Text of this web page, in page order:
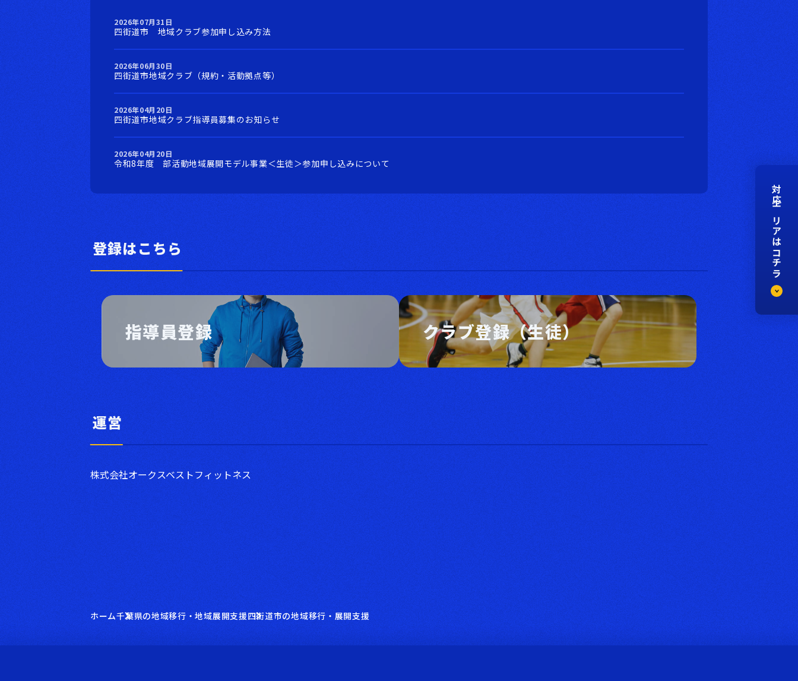
2026年07月31日
四街道市 地域クラブ参加申し込み方法
2026年06月30日
四街道市地域クラブ（規約・活動拠点等）
2026年04月20日
四街道市地域クラブ指導員募集のお知らせ
2026年04月20日
令和8年度 部活動地域展開モデル事業＜生徒＞参加申し込みについて
登録はこちら
指導員登録 クラブ登録（生徒）
運営
株式会社オークスベストフィットネス
対応エリアはコチラ
ホーム千葉県の地域移行・地域展開支援四街道市の地域移行・展開支援